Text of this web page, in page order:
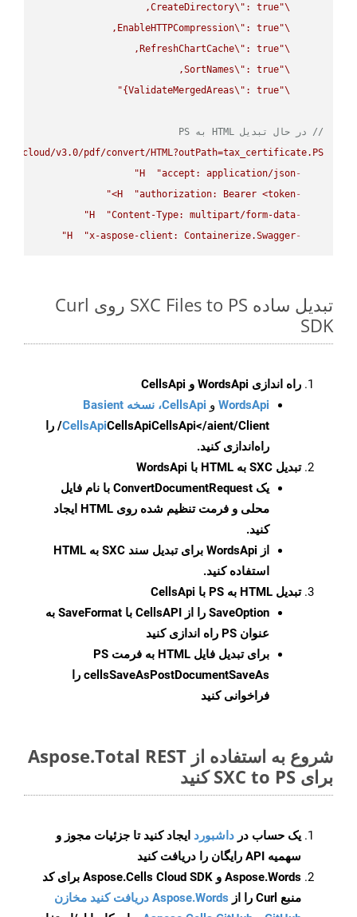
\"
CreateDirectory\"
\"
EnableHTTPCompression\"
\"
RefreshChartCache\"
\"
SortNames\"
\"
ValidateMergedAreas\" : true}"
// در حال تبدیل HTML به PS
v3.0/pdf/convert/HTML?outPath=tax_certificate.PS"
-
H
"accept: application/json"
-
H
"authorization: Bearer <token>"
-
H
"Content-Type: multipart/form-data"
-
H "x-aspose-client: Containerize.Swagger"
تبدیل ساده SXC Files to PS روی Curl
SDK
راه اندازی WordsApi و CellsApi
WordsApi و CellsApi، نسخه Basient
CellsApiCellsApi
CellsApi</aient/Client/ را
راه‌اندازی کنید.
تبدیل SXC به HTML با WordsApi
یک ConvertDocumentRequest با نام فایل
محلی و فرمت تنظیم شده روی HTML ایجاد
کنید.
از WordsApi برای تبدیل سند SXC به HTML
استفاده کنید.
تبدیل HTML به PS با CellsApi
SaveOption
را از CellsAPI با SaveFormat به
عنوان PS راه اندازی کنید
برای تبدیل فایل HTML به فرمت
PS
cellsSaveAsPostDocumentSaveAs را
فراخوانی کنید
شروع به استفاده از Aspose.Total REST
برای SXC to PS کنید
یک حساب در داشبورد ایجاد کنید تا جزئیات مجوز و
سهمیه API رایگان را دریافت کنید
Aspose.Words و Aspose.Cells Cloud SDK برای کد
منبع Curl را از
Aspose.Words دریافت کنید مخازن